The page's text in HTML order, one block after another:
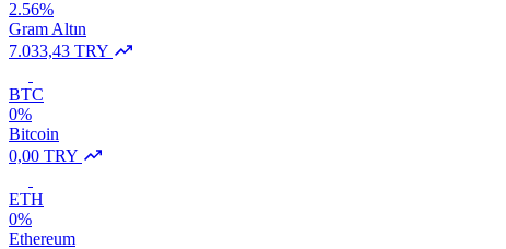
2.56%
Gram Altın
7.033,43 TRY
BTC
0%
Bitcoin
0,00 TRY
ETH
0%
Ethereum